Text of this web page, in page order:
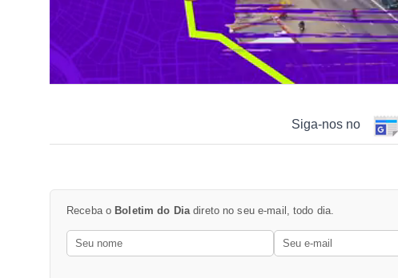
Siga-nos no
Receba o Boletim do Diadireto no seu e-mail, todo dia.